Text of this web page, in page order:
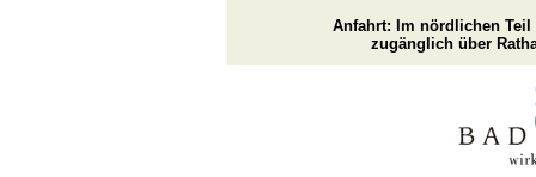
Anfahrt: Im nördlichen
zugänglich über